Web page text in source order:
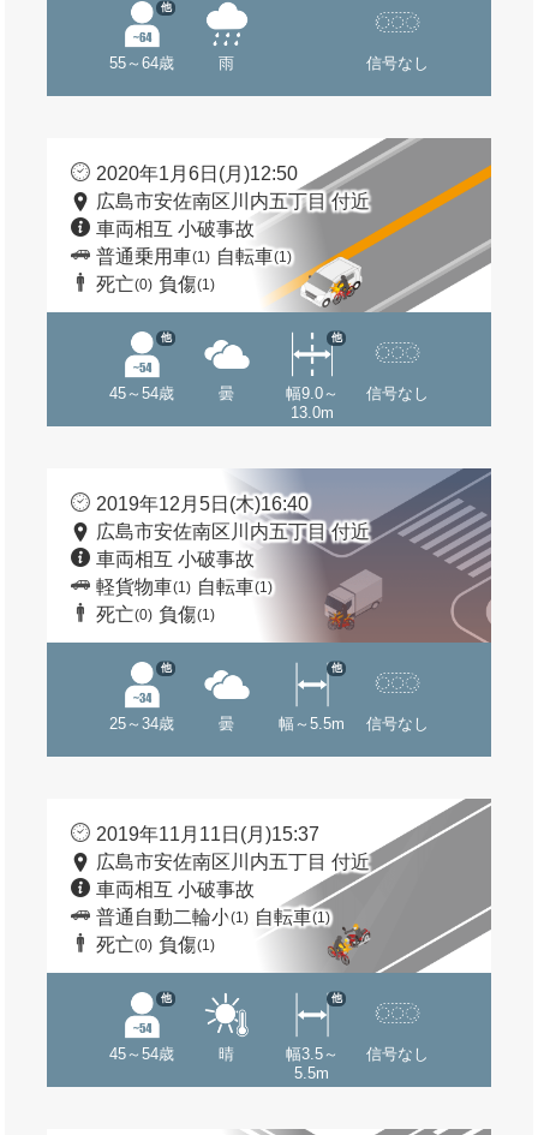
55～64歳
他
雨 信号なし
2020年1月6日(月)12:50
広島市安佐南区川内五丁目 付近
車両相互 小破事故
普通乗用車(1) 自転車(1)
死亡(0) 負傷(1)
45～54歳
他
曇
幅9.0～
13.0m
他
信号なし
2019年12月5日(木)16:40
広島市安佐南区川内五丁目 付近
車両相互 小破事故
軽貨物車(1) 自転車(1)
死亡(0) 負傷(1)
25～34歳
他
曇 幅～5.5m
他
信号なし
2019年11月11日(月)15:37
広島市安佐南区川内五丁目 付近
車両相互 小破事故
普通自動二輪小(1) 自転車(1)
死亡(0) 負傷(1)
45～54歳
他
晴
幅3.5～
5.5m
他
信号なし